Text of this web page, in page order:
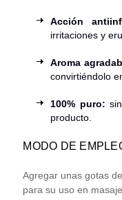
Acción
irritaciones y
Aroma
convirtiéndolo
100% puro:
producto.
MODO DE
Agregar unas gotas
para su uso en